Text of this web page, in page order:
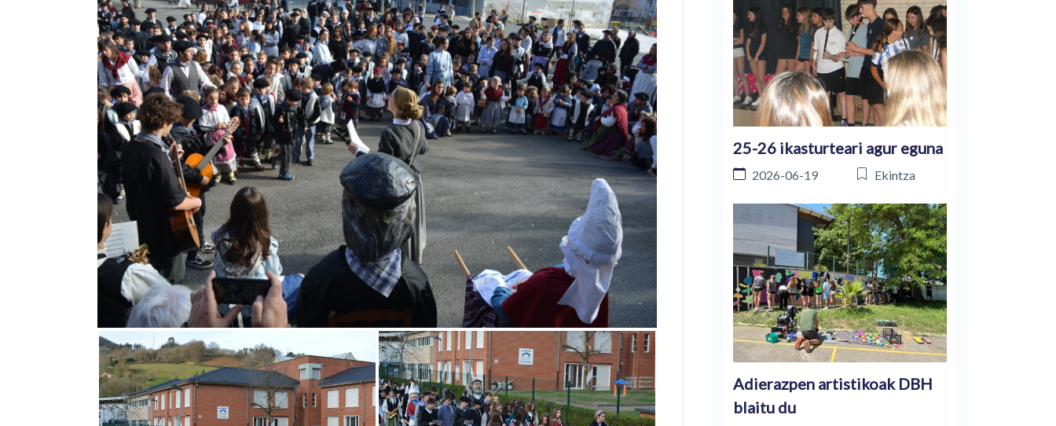
25-26 ikasturteari agur eguna
2026-06-19 Ekintza
Adierazpen artistikoak DBH
blaitu du